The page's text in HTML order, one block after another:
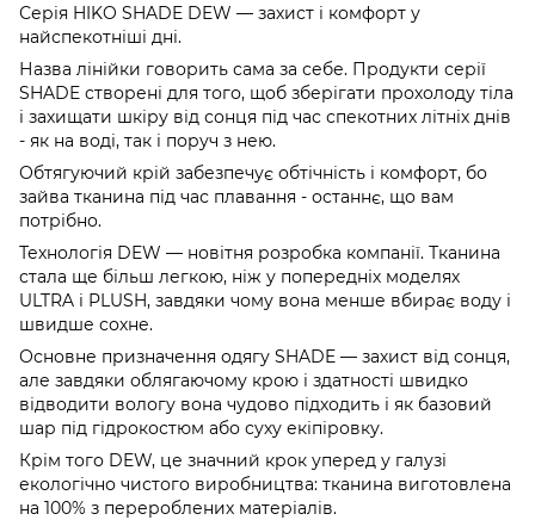
Серія HIKO SHADE DEW — захист і комфорт у
найспекотніші дні.
Назва лінійки говорить сама за себе. Продукти серії
SHADE створені для того, щоб зберігати прохолоду тіла
і захищати шкіру від сонця під час спекотних літніх днів
- як на воді, так і поруч з нею.
Обтягуючий крій забезпечує обтічність і комфорт, бо
зайва тканина під час плавання - останнє, що вам
потрібно.
Технологія DEW — новітня розробка компанії. Тканина
стала ще більш легкою, ніж у попередніх моделях
ULTRA і PLUSH, завдяки чому вона менше вбирає воду і
швидше сохне.
Основне призначення одягу SHADE — захист від сонця,
але завдяки облягаючому крою і здатності швидко
відводити вологу вона чудово підходить і як базовий
шар під гідрокостюм або суху екіпіровку.
Крім того DEW, це значний крок уперед у галузі
екологічно чистого виробництва: тканина виготовлена
на 100% з перероблених матеріалів.